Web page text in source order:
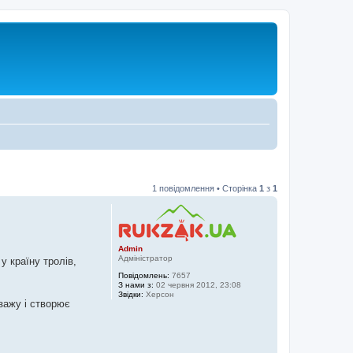
1 повідомлення • Сторінка 1 з 1
Admin
Адміністратор
Повідомлень: 7657
З нами з: 02 червня 2012, 23:08
Звідки: Херсон
тролів,
і створює